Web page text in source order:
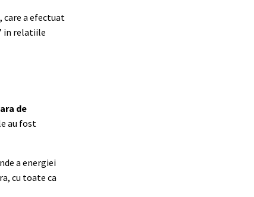
, care a efectuat
in relatiile
de
au fost
a energiei
cu toate ca